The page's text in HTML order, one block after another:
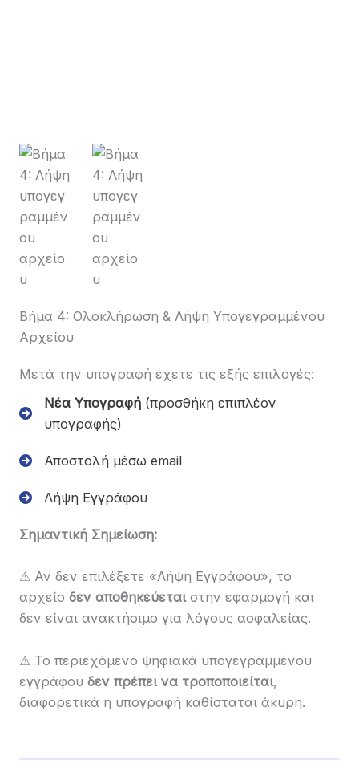
Βήμα 4: Ολοκλήρωση & Λήψη Υπογεγραμμένου
Αρχείου
Μετά την υπογραφή έχετε τις εξής επιλογές:
Νέα Υπογραφή (προσθήκη επιπλέον
υπογραφής)
Αποστολή μέσω email
Λήψη Εγγράφου
Σημαντική Σημείωση:
⚠ Αν δεν επιλέξετε «Λήψη Εγγράφου», το
αρχείο δεν αποθηκεύεταιστην εφαρμογή και
δεν είναι ανακτήσιμο για λόγους ασφαλείας.
⚠ Το περιεχόμενο ψηφιακά υπογεγραμμένου
εγγράφου δεν πρέπει να τροποποιείται,
διαφορετικά η υπογραφή καθίσταται άκυρη.